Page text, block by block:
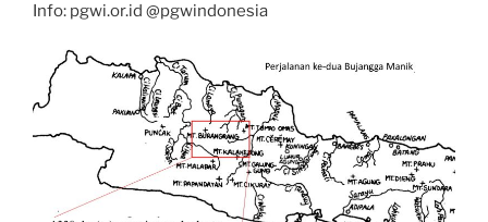
Info: pgwi.or.id @pgwindonesia